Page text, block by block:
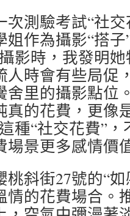
次測驗考試“社
姐作為攝影“搭
影時，我發明
人時會有些局促
舍里的攝影點位
真的花費，更像
種“社交花費”
場景更多感情價
斜街27號的“
情的花費場合。